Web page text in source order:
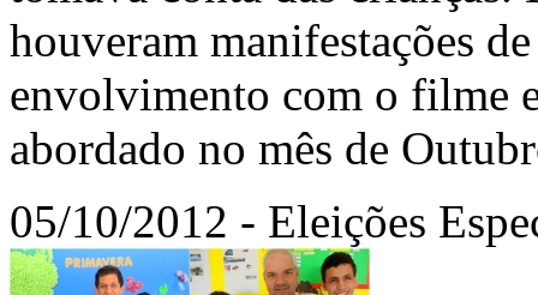
houveram manifestações
envolvimento com o filme
abordado no mês de
05/10/2012 - Eleições